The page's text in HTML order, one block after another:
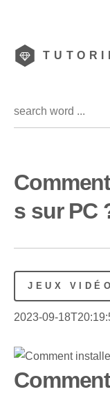
s sur PC
JEUX VIDÉO
2023-09-